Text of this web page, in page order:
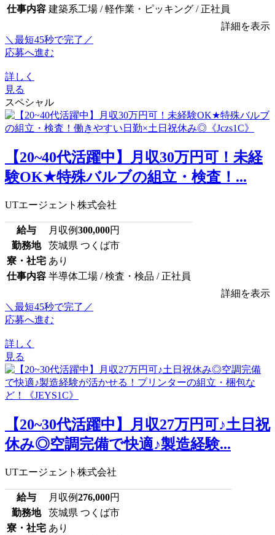
仕事内容 建築系工場 / 軽作業・ピッキング / 正社員
詳細を表示
＼最短45秒で完了／
応募へ進む
詳しく
見る
スペシャル
【20~40代活躍中】月収30万円可！未経
験OK★特殊バルブの組立・検査！...
UTエージェント株式会社
給与 月収例300,000円
勤務地
茨城県 つくば市
寮・社宅 あり
仕事内容 半導体工場 / 検査・検品 / 正社員
詳細を表示
＼最短45秒で完了／
応募へ進む
詳しく
見る
【20~30代活躍中】月収27万円可♪土日祝
休み◎空調完備で快適♪製造経験...
UTエージェント株式会社
給与 月収例276,000円
勤務地
茨城県 つくば市
寮・社宅 あり